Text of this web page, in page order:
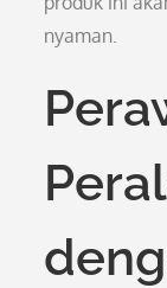
nyaman.